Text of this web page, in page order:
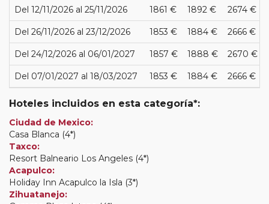
Del 12/11/2026 al 25/11/2026 1861 € 1892 € 2674 €
Del 26/11/2026 al 23/12/2026 1853 € 1884 € 2666 €
Del 24/12/2026 al 06/01/2027 1857 € 1888 € 2670 €
Del 07/01/2027 al 18/03/2027 1853 € 1884 € 2666 €
Hoteles incluidos en esta categoría*:
Ciudad de Mexico:
Casa Blanca (4*)
Taxco:
Resort Balneario Los Angeles (4*)
Acapulco:
Holiday Inn Acapulco la Isla (3*)
Zihuatanejo: